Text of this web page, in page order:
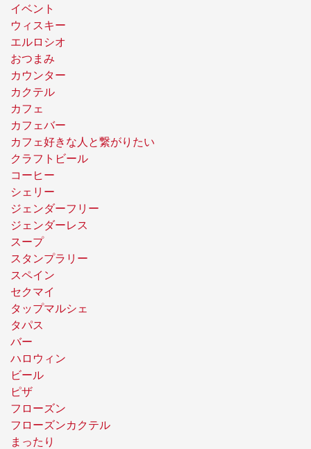
イベント
ウィスキー
エルロシオ
おつまみ
カウンター
カクテル
カフェ
カフェバー
カフェ好きな人と繋がりたい
クラフトビール
コーヒー
シェリー
ジェンダーフリー
ジェンダーレス
スープ
スタンプラリー
スペイン
セクマイ
タップマルシェ
タパス
バー
ハロウィン
ビール
ピザ
フローズン
フローズンカクテル
まったり